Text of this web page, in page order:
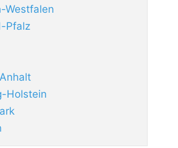
Westfalen
Pfalz
Holstein